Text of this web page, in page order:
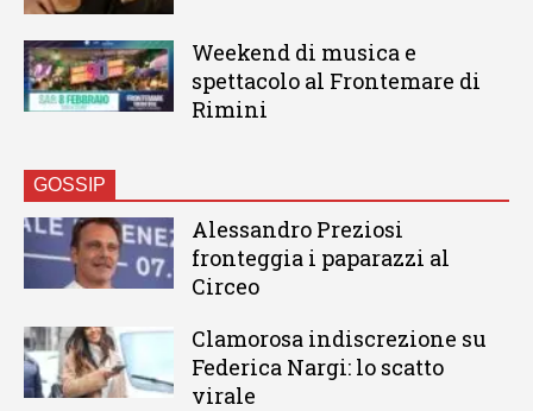
Weekend di musica e
spettacolo al Frontemare di
Rimini
GOSSIP
Alessandro Preziosi
fronteggia i paparazzi al
Circeo
Clamorosa indiscrezione su
Federica Nargi: lo scatto
virale